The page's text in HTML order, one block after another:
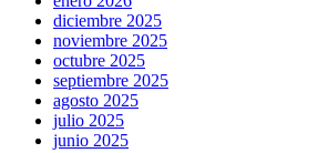
diciembre 2025
noviembre 2025
octubre 2025
septiembre 2025
agosto 2025
julio 2025
junio 2025